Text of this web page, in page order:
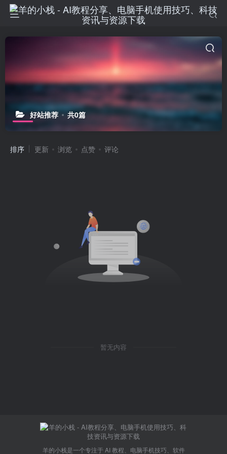
好站推荐 共0篇
排序 更新 浏览 点赞 评论
暂无内容
羊的小栈是一个专注于 AI 教程、电脑手机技巧、软件